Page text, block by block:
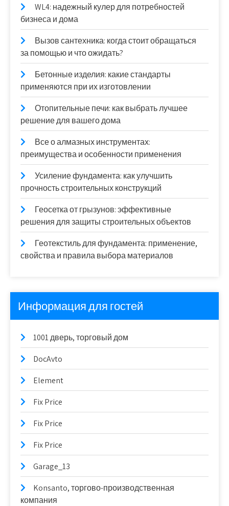
WL4: надежный кулер для потребностей
бизнеса и дома
Вызов сантехника: когда стоит обращаться
за помощью и что ожидать?
Бетонные изделия: какие стандарты
применяются при их изготовлении
Отопительные печи: как выбрать лучшее
решение для вашего дома
Все о алмазных инструментах:
преимущества и особенности применения
Усиление фундамента: как улучшить
прочность строительных конструкций
Геосетка от грызунов: эффективные
решения для защиты строительных объектов
Геотекстиль для фундамента: применение,
свойства и правила выбора материалов
Информация для гостей
1001 дверь, торговый дом
DocAvto
Element
Fix Price
Fix Price
Fix Price
Garage_13
Konsanto, торгово-производственная
компания